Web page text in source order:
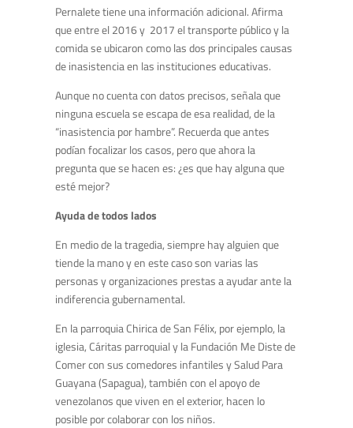
Pernalete tiene una información adicional. Afirma
que entre el 2016 y 2017 el transporte público y la
comida se ubicaron como las dos principales causas
de inasistencia en las instituciones educativas.
Aunque no cuenta con datos precisos, señala que
ninguna escuela se escapa de esa realidad, de la
“inasistencia por hambre”. Recuerda que antes
podían focalizar los casos, pero que ahora la
pregunta que se hacen es: ¿es que hay alguna que
esté mejor?
Ayuda de todos lados
En medio de la tragedia, siempre hay alguien que
tiende la mano y en este caso son varias las
personas y organizaciones prestas a ayudar ante la
indiferencia gubernamental.
En la parroquia Chirica de San Félix, por ejemplo, la
iglesia, Cáritas parroquial y la Fundación Me Diste de
Comer con sus comedores infantiles y Salud Para
Guayana (Sapagua), también con el apoyo de
venezolanos que viven en el exterior, hacen lo
posible por colaborar con los niños.